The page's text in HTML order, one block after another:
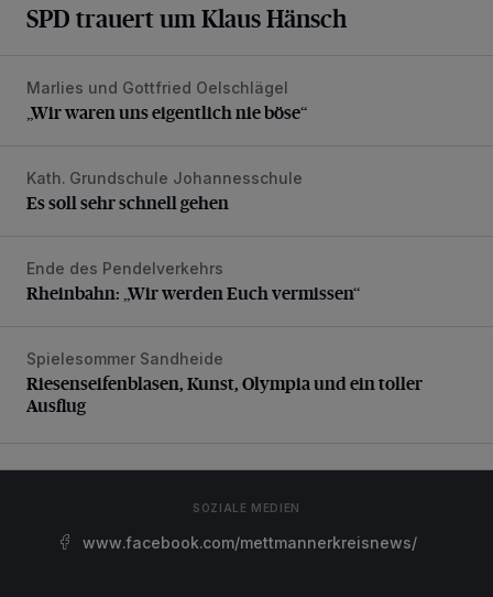
SPD trauert um Klaus Hänsch
„Wir waren uns eigentlich nie böse“
Marlies und Gottfried Oelschlägel
„Wir waren uns eigentlich nie böse“
Es soll sehr schnell gehen
Kath. Grundschule Johannesschule
Es soll sehr schnell gehen
Rheinbahn: „Wir werden Euch vermissen“
Ende des Pendelverkehrs
Rheinbahn: „Wir werden Euch vermissen“
Riesenseifenblasen, Kunst, Olympia und ein toller Ausflug
Spielesommer Sandheide
Riesenseifenblasen, Kunst, Olympia und ein toller
Ausflug
SOZIALE MEDIEN
www.facebook.com/mettmannerkreisnews/